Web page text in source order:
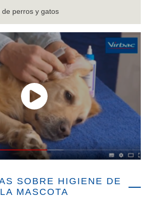
perros y gatos
SOBRE HIGIENE DE
LA MASCOTA